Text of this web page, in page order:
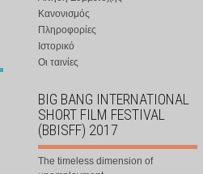
Κανονισμός
Πληροφορίες
Ιστορικό
Οι ταινίες
BIG BANG INTERNATIONAL
SHORT FILM FESTIVAL
(BBISFF) 2017
The timeless dimension of